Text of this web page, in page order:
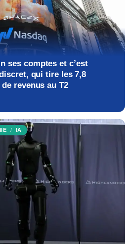
ses comptes et c’est
qui tire les 7,8
revenus au T2
IA